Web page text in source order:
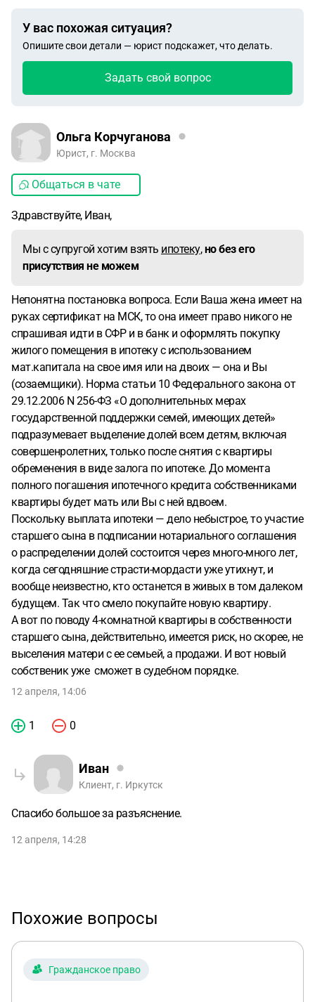
У вас похожая ситуация?
Опишите свои детали — юрист подскажет, что делать.
Задать свой вопрос
Ольга Корчуганова
Юрист, г. Москва
Общаться в чате
Здравствуйте, Иван,
Мы с супругой хотим взять ипотеку,но без его
присутствия не можем
Непонятна постановка вопроса. Если Ваша жена имеет на
руках сертификат на МСК, то она имеет право никого не
спрашивая идти в СФР и в банк и оформлять покупку
жилого помещения в ипотеку с использованием
мат.капитала на свое имя или на двоих — она и Вы
(созаемщики). Норма статьи 10 Федерального закона от
29.12.2006 N 256-ФЗ «О дополнительных мерах
государственной поддержки семей, имеющих детей»
подразумевает выделение долей всем детям, включая
совершенролетних, только после снятия с квартиры
обременения в виде залога по ипотеке. До момента
полного погашения ипотечного кредита собственниками
квартиры будет мать или Вы с ней вдвоем.
Поскольку выплата ипотеки — дело небыстрое, то участие
старшего сына в подписании нотариального соглашения
о распределении долей состоится через много-много лет,
когда сегодняшние страсти-мордасти уже утихнут, и
вообще неизвестно, кто останется в живых в том далеком
будущем. Так что смело покупайте новую квартиру.
А вот по поводу 4-комнатной квартиры в собственности
старшего сына, действительно, имеется риск, но скорее, не
выселения матери с ее семьей, а продажи. И вот новый
собственик уже сможет в судебном порядке.
12 апреля, 14:06
1 0
Иван
Клиент, г. Иркутск
Спасибо большое за разъяснение.
12 апреля, 14:28
Похожие вопросы
Гражданское право